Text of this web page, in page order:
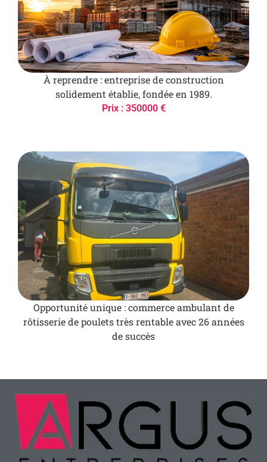
À reprendre : entreprise de construction
solidement établie, fondée en 1989.
Prix : 350000 €
Opportunité unique : commerce ambulant de
rôtisserie de poulets très rentable avec 26 années
de succès